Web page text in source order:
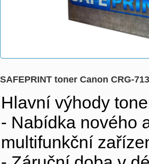
SAFEPRINT toner Canon CRG-
Hlavní výhody
- Nabídka nového
multifunkční